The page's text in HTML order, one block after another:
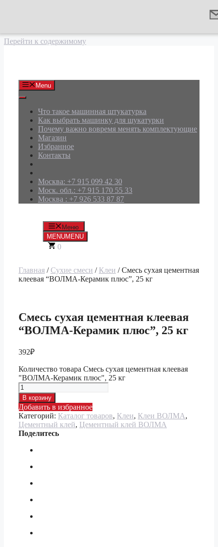
Перейти к содержимому
Menu
Что такое машинная штукатурка
Как выбрать машинку для шукатурки
Почему важно вовремя менять комплектующие
Магазин
Избранное
Контакты
Москва: +7 915 099 42 30
Моск. обл.: +7 915 170 55 33
Москва : +7 926 533 87 87
Меню
MENUMENU
0
Главная /Сухие смеси / Клеи / Смесь сухая цементная
клеевая “ВОЛМА-Керамик плюс”, 25 кг
Смесь сухая цементная клеевая
“ВОЛМА-Керамик плюс”, 25 кг
392₽
Количество товара Смесь сухая цементная клеевая
"ВОЛМА-Керамик плюс", 25 кг
В корзину
Добавить в избранное
Категорий: Каталог товаров, Клеи, Клеи ВОЛМА,
Цементный клей, Цементный клей ВОЛМА
Поделитесь